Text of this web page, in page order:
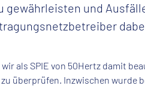
und
als SPIE von 50Hertz damit
überprüfen. Inzwischen wurde